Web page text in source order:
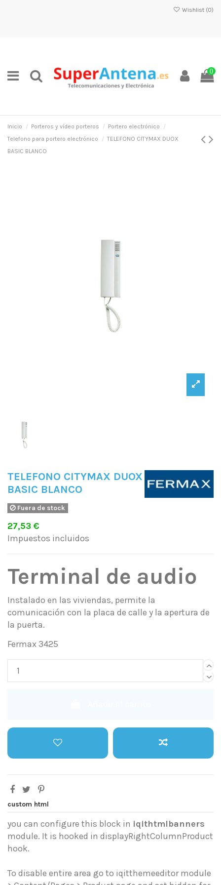
Wishlist (0)
0
Inicio Porteros y vídeo porteros
Portero electrónico
Telefono para portero electrónico
TELEFONO CITYMAX DUOX
BASIC BLANCO
TELEFONO CITYMAX DUOX
BASIC BLANCO
Fuera de stock
27,53 €
Impuestos incluidos
Terminal de audio
Instalado en las viviendas, permite la
comunicación con la placa de calle y la apertura de
la puerta.
Fermax 3425
custom html
you can configure this block in iqithtmlbanners
module. It is hooked in displayRightColumnProduct
hook.
To disable entire area go to iqitthemeeditor module